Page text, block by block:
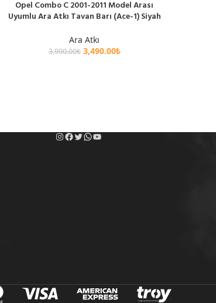
SEPETE EKLE
Opel Combo C 2001-2011 Model Arası
Uyumlu Ara Atkı Tavan Barı (Ace-1) Siyah
Ara Atkı
3,990.00₺ 3,490.00₺